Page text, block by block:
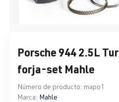
Porsche 944 2.5L
forja-set Mahle
Número de producto: mapo1
Marca: Mahle